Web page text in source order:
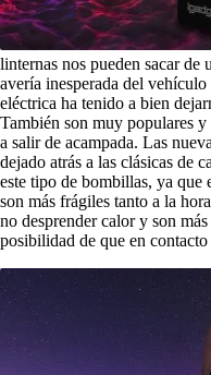
linternas nos pueden sacar de
avería inesperada del
eléctrica ha tenido a bien
También son muy populares
a salir de acampada. Las
dejado atrás a las clásicas de
este tipo de bombillas, ya que
son más frágiles tanto a la
no desprender calor y son
posibilidad de que en